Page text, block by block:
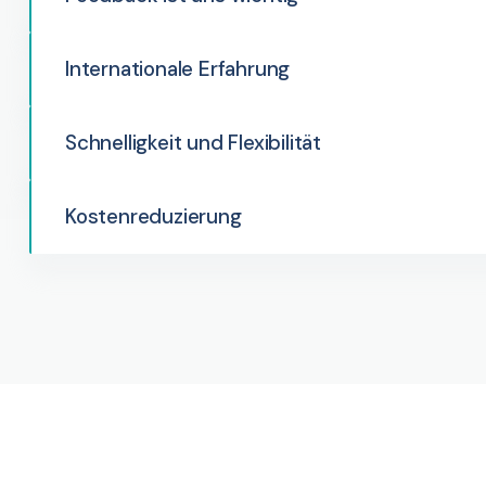
Internationale Erfahrung
Schnelligkeit und Flexibilität
Kostenreduzierung